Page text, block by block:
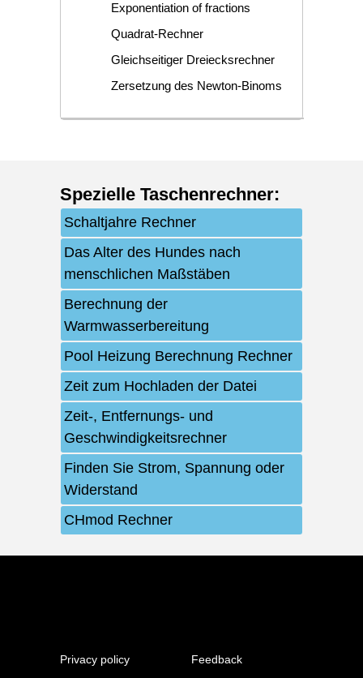
Exponentiation of fractions
Quadrat-Rechner
Gleichseitiger Dreiecksrechner
Zersetzung des Newton-Binoms
Spezielle Taschenrechner:
Schaltjahre Rechner
Das Alter des Hundes nach
menschlichen Maßstäben
Berechnung der
Warmwasserbereitung
Pool Heizung Berechnung Rechner
Zeit zum Hochladen der Datei
Zeit-, Entfernungs- und
Geschwindigkeitsrechner
Finden Sie Strom, Spannung oder
Widerstand
CHmod Rechner
Privacy policy Feedback